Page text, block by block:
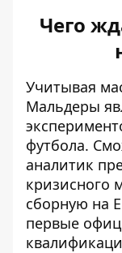
Чего
Учитывая
Мальдеры
футбола.
аналитик
кризисного
сборную на
первые